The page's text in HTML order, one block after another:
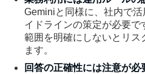
Geminiと同様に、社内で
イドラインの策定が必要で
範囲を明確にしないとリス
ます。
回答の正確性には注意が必